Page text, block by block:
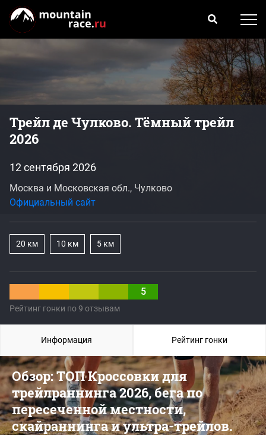
Трейл де Чулково. Тёмный трейл
2026
5
Рейтинг гонки по 9 отзывам
12 сентября 2026
Москва и Московская обл., Чулково
Официальный сайт
20 км 10 км 5 км
Обзор: ТОП Кроссовки для
трейлраннинга 2026, бега по
пересеченной местности,
скайраннинга и ультра-трейлов.
Информация Рейтинг гонки